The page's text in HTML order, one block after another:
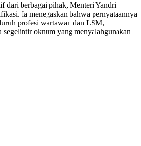
dari berbagai pihak, Menteri Yandri
Ia menegaskan bahwa pernyataannya
profesi wartawan dan LSM,
segelintir oknum yang menyalahgunakan